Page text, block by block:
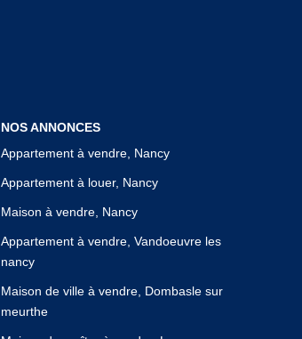
NOS ANNONCES
Appartement à vendre, Nancy
Appartement à louer, Nancy
Maison à vendre, Nancy
Appartement à vendre, Vandoeuvre les
nancy
Maison de ville à vendre, Dombasle sur
meurthe